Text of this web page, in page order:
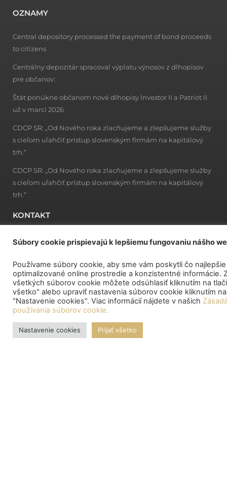
OZNAMY
Central depository processed the payment of bond proceeds
to citizens
Centrálny depozitár spracoval výplatu výnosov z dlhopisov
pre občanov:
Štát ponúkne občanom nové dlhopisy Investor II a Patriot II
už v marci 2026
CDCP SR: „Od Nového roka zlacňujeme a zlepšujeme služby
s cieľom uľahčiť prístup slovenským firmám na kapitálový
trh.“
CDCP SR: „Od Nového roka zlacňujeme a zlepšujeme služby
s cieľom uľahčiť prístup slovenským firmám na kapitálový
trh.“
KONTAKT
Klientské centrum
Po-Pia:9.00 – 15.00
Podateľňa
Súbory cookie prispievajú k lepšiemu fungovaniu nášho
Používame súbory cookie, aby sme vám poskytli čo najlepšie
optimalizované online prostredie a konzistentné informácie.
všetkých súborov cookie môžete odsúhlasiť kliknutím na
všetko" alebo upraviť nastavenia súborov cookie kliknutím
"Nastavenie cookies". Viac informácií nájdete v našich
používania súborov cookie.
Nastavenie cookies Prijať všetko